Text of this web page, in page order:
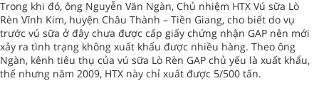
Trong khi đó, ông Nguyễn Văn Ngàn, Chủ nhiệm HTX Vú sữa Lò
Rèn Vĩnh Kim, huyện Châu Thành – Tiền Giang, cho biết do vụ
trước vú sữa ở đây chưa được cấp giấy chứng nhận GAP nên mới
xảy ra tình trạng không xuất khẩu được nhiều hàng. Theo ông
Ngàn, kênh tiêu thụ của vú sữa Lò Rèn GAP chủ yếu là xuất khẩu,
thế nhưng năm 2009, HTX này chỉ xuất được 5/500 tấn.